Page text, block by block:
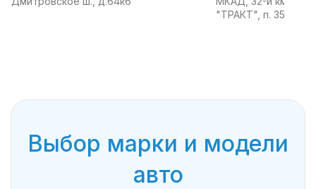
"ТРАКТ", п. 35
Выбор марки и модели
авто